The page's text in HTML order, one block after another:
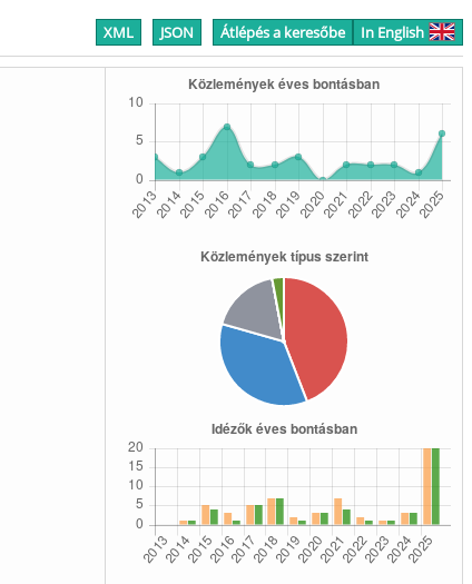
XML JSON Átlépés a keresőbe In English